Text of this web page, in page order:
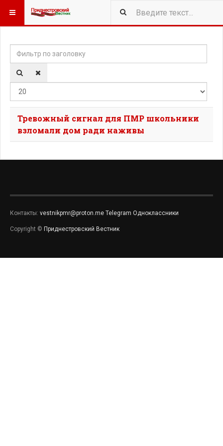
Фильтр по заголовку
Тревожный сигнал для ПМР школьники
взломали дом ради наживы
Контакты: vestnikpmr@proton.me Telegram Одноклассники
Copyright © Приднестровский Вестник